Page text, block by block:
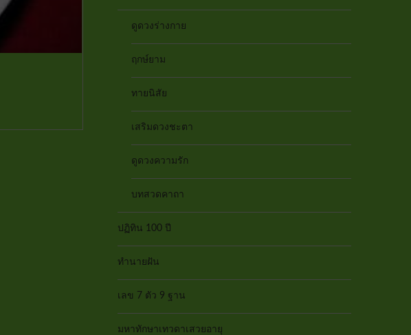
ดูดวงร่างกาย
ฤกษ์ยาม
ทายนิสัย
เสริมดวงชะตา
ดูดวงความรัก
บทสวดคาถา
ปฏิทิน 100 ปี
ทำนายฝัน
เลข 7 ตัว 9 ฐาน
มหาทักษาเทวดาเสวยอายุ